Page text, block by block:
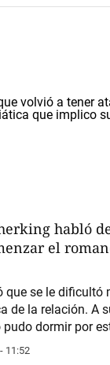
habló
el
que se le dificultó
de la relación. A
dormir por
11:52